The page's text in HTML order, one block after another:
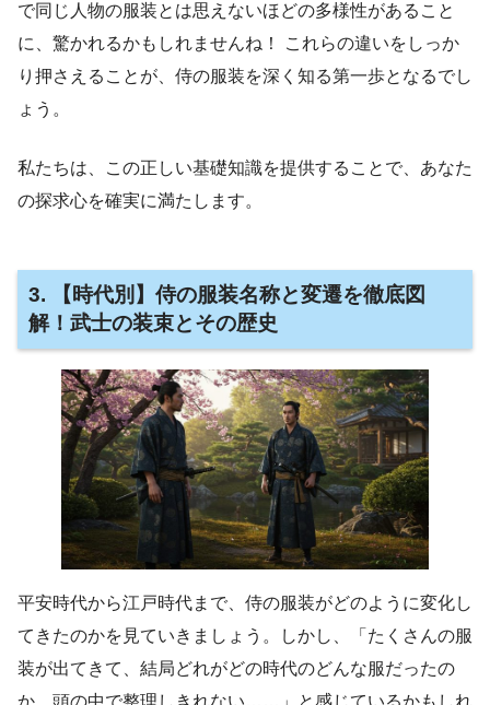
で同じ人物の服装とは思えないほどの多様性があること
に、驚かれるかもしれませんね！ これらの違いをしっか
り押さえることが、侍の服装を深く知る第一歩となるでし
ょう。
私たちは、この正しい基礎知識を提供することで、あなた
の探求心を確実に満たします。
3. 【時代別】侍の服装名称と変遷を徹底図
解！武士の装束とその歴史
平安時代から江戸時代まで、侍の服装がどのように変化し
てきたのかを見ていきましょう。しかし、「たくさんの服
装が出てきて、結局どれがどの時代のどんな服だったの
か、頭の中で整理しきれない……」と感じているかもしれ